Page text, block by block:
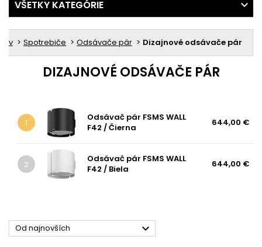
VŠETKY KATEGÓRIE
Spotrebiče Odsávače pár Dizajnové odsávače pár
DIZAJNOVÉ ODSÁVAČE PÁR
1
Odsávač pár FSMS WALL
F42 / Čierna
644,00 €
2
Odsávač pár FSMS WALL
F42 / Biela
644,00 €
Od najnovších 